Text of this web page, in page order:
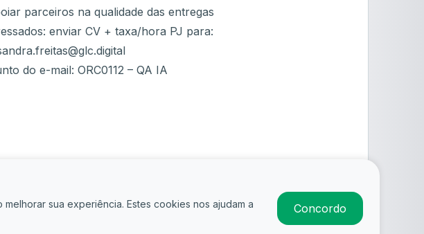
parceiros na qualidade das entregas
enviar CV + taxa/hora PJ para:
do e-mail: ORC0112 – QA IA
sua experiência. Estes cookies nos ajudam a
Concordo